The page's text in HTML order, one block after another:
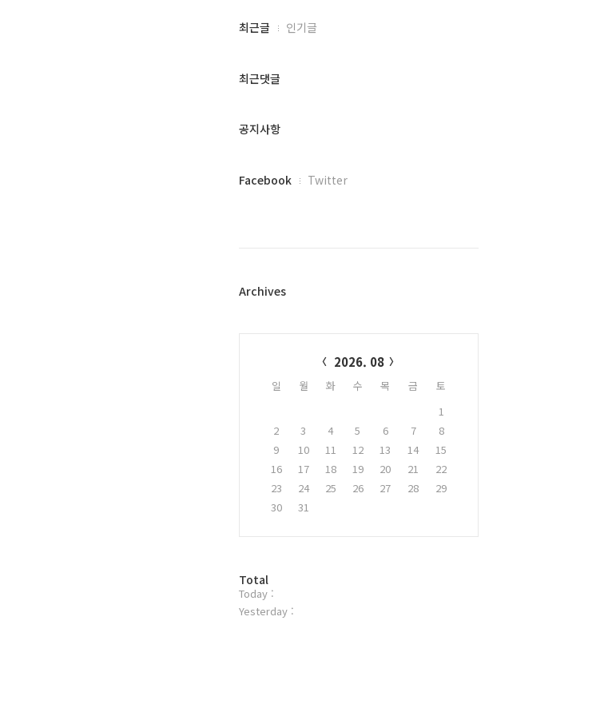
최
과
글
최근글 인기글
최근댓글
공지사항
페
플
Facebook Twitter
Archives
2026. 08
일 월 화 수 목 금
토
1
2
3 4 5 6 7
8
9
10 11 12 13 14
15
16
17 18 19 20 21
22
23
24 25 26 27 28
29
30
31
방
문
자
Total
Today :
Yesterday :